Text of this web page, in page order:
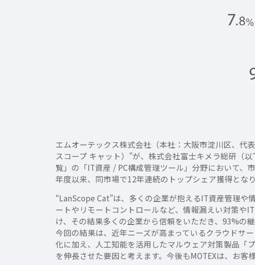
エムオーテックス株式会社（本社：大阪市淀川区、代
スコープ キャット）”が、株式会社富士キメラ総研（
覧」の「IT資産 / PC構成管理ツール」分野において、
年度以来、同市場で12年連続のトップシェア獲得となり
“LanScope Cat”は、多くの企業が抱えるIT資産管理
ートやリモートコントロールなど、情報漏えい対策や
け、その結果多くの企業から信頼をいただき、93%の
今回の結果は、近年ニーズが高まっているクラウドサ
化に加え、人工知能を活用したマルウェア対策製品「
を伸長させた要因と考えます。今後もMOTEXは、お